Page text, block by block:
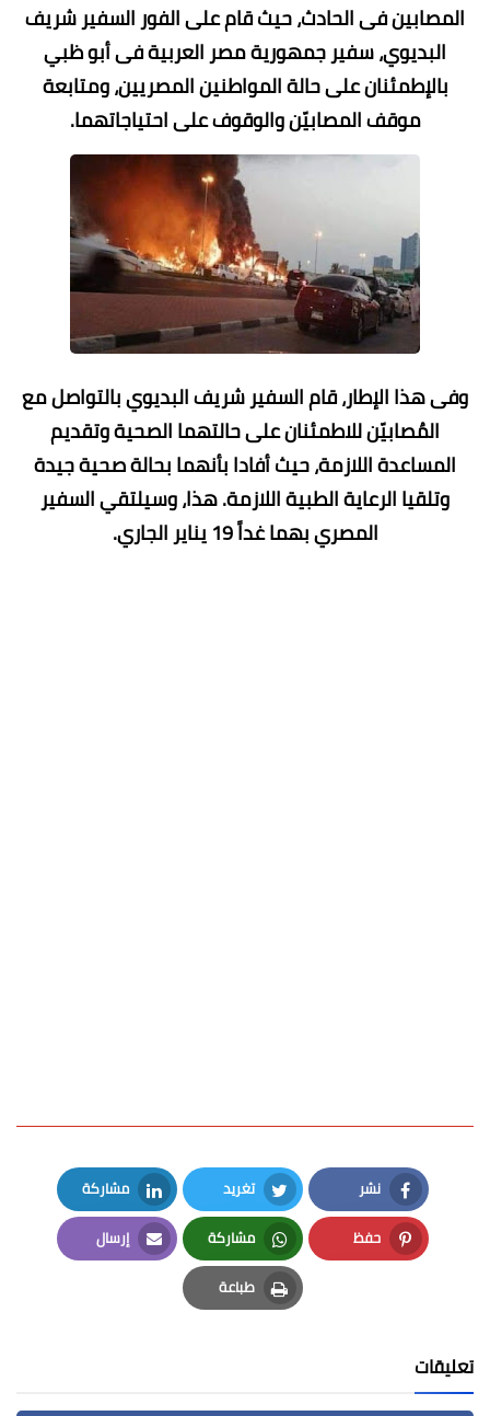
المصابين فى الحادث، حيث قام على الفور السفير شريف
البديوي، سفير جمهورية مصر العربية فى أبو ظبي
بالإطمئنان على حالة المواطنين المصريين، ومتابعة
موقف المصابيّن والوقوف على احتياجاتهما.
وفى هذا الإطار، قام السفير شريف البديوي بالتواصل مع
المُصابيّن للاطمئنان على حالتهما الصحية وتقديم
المساعدة اللازمة، حيث أفادا بأنهما بحالة صحية جيدة
وتلقيا الرعاية الطبية اللازمة. هذا، وسيلتقي السفير
المصري بهما غداً 19 يناير الجاري.
نشر
Facebook
تغريد
Twitter
مشاركة
LinkedIn
حفظ
Pinterest
مشاركة
Whatsapp
إرسال
Email
طباعة
Print
تعليقات